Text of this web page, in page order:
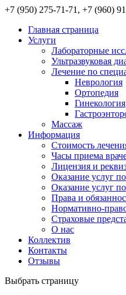
+7 (950) 275-71-71, +7 (960)
Главная страница
Услуги
Лабораторные
Ультразвуковая
Лечение по
Неврология
Ортопедия
Гинекология
Массаж
Информация
Стоимость
Часы приема
Лицензия и
Оказание услуг
Оказание услуг
Права и
Нормативно-
Страховые
О нас
Коллектив
Контакты
Отзывы
Выбрать страницу